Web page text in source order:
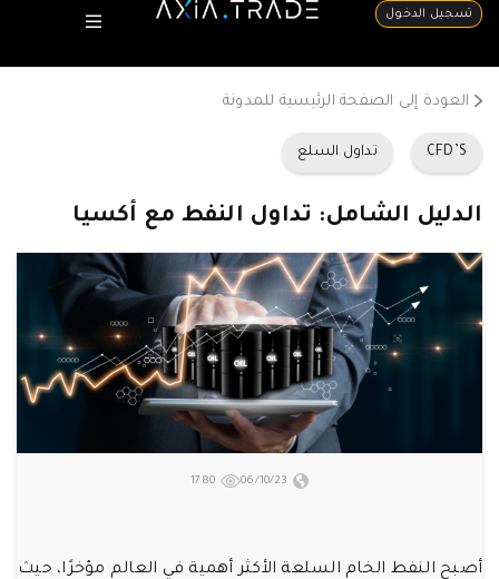
تسجيل الدخول
العودة إلى الصفحة الرئيسية للمدونة
CFD’S تداول السلع
الدليل الشامل: تداول النفط مع أكسيا
06/10/23
1780
أصبح النفط الخام السلعة الأكثر أهمية في العالم مؤخرًا، حيث